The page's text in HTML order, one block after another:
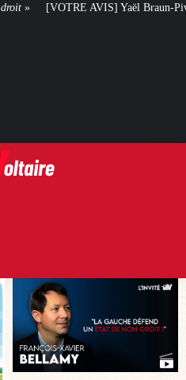
Pivet doit-elle renoncer à son projet